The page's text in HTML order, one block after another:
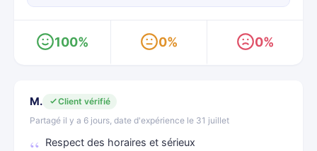
100% 0% 0%
M.
Client vérifié
Partagé il y a 6 jours, date d'expérience le 31 juillet
Respect des horaires et sérieux